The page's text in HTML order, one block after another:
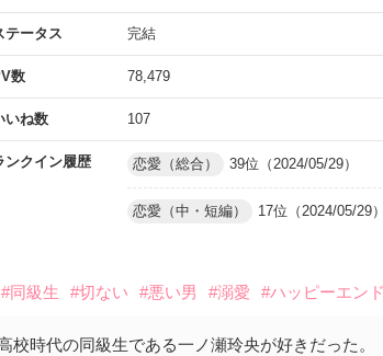
テータス 完結
数 78,479
いね数 107
ンクイン履歴 恋愛（総合） 39位（2024/05/29）
恋愛（中・短編） 17位（2024/05/29）
#同級生 #切ない #悪い男 #溺愛 #ハッピーエンド
校時代の同級生である一ノ瀬玲央が好きだった。